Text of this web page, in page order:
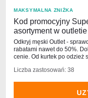
MAKSYMALNA ZNIŻKA
Kod promocyjny
asortyment w outletie
Odkryj męski Outlet -
rabatami nawet do 50%.
cenie. Od kurtek po odzież
Liczba zastosowań: 38